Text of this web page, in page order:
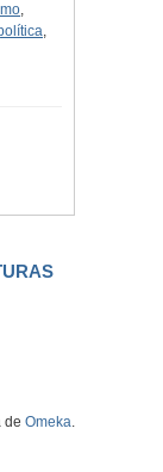
,
,
de Omeka.